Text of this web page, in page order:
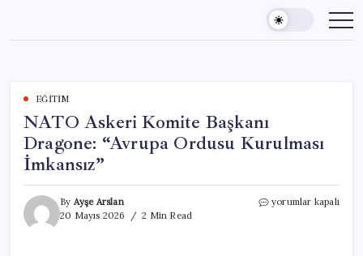
content
EĞITIM
NATO Askeri Komite Başkanı
Dragone: “Avrupa Ordusu Kurulması
İmkansız”
By Ayşe Arslan
20 Mayıs 2026
2 Min Read
NATO
yorumlar kapalı